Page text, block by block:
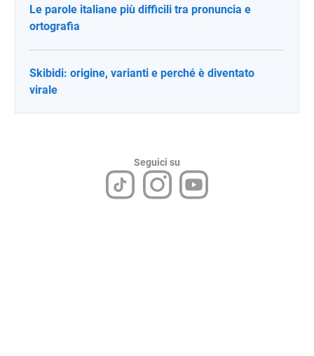
Le parole italiane più difficili tra pronuncia e
ortografia
Skibidi: origine, varianti e perché è diventato
virale
Seguici su